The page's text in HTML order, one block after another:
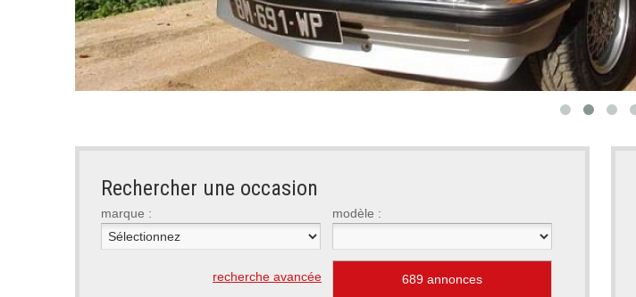
Rechercher une occasion
marque : modèle :
recherche avancée